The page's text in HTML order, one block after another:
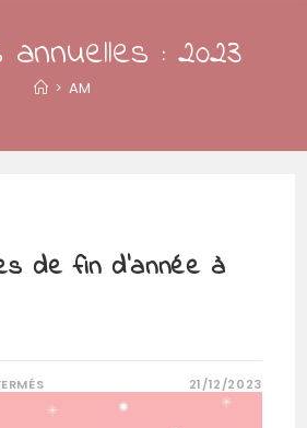
annuelles : 2023
> AM
de fin d’année à
SUR
BONNES
FÊTES
21/12/2023